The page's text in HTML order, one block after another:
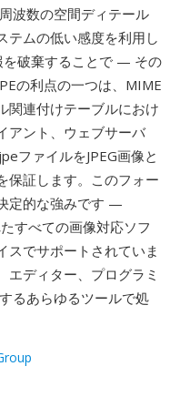
波数の空間ディテール
テムの低い感度を利用し
破棄することで — その
の利点の一つは、MIME
関連付けテーブルにおけ
アント、ウェブサーバ
ファイルをJPEG画像と
保証します。このフォー
定的な強みです —
すべての画像対応ソフ
スでサポートされていま
ディター、プログラミ
るあらゆるツールで処